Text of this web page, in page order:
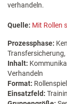
verhandeln.
Quelle: Mit Rollen
Prozessphase:
Inhalt:
Verhandeln
Format:
Einsatzfeld: